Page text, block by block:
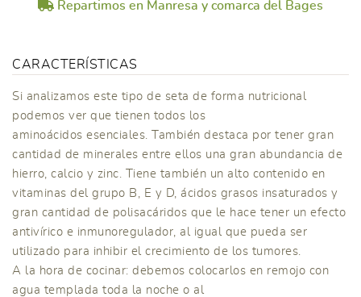
Repartimos en Manresa y comarca del Bages
CARACTERÍSTICAS
Si analizamos este tipo de seta de forma nutricional
podemos ver que tienen todos los
aminoácidos esenciales. También destaca por tener gran
cantidad de minerales entre ellos una gran abundancia de
hierro, calcio y zinc. Tiene también un alto contenido en
vitaminas del grupo B, E y D, ácidos grasos insaturados y
gran cantidad de polisacáridos que le hace tener un efecto
antivírico e inmunoregulador, al igual que pueda ser
utilizado para inhibir el crecimiento de los tumores.
A la hora de cocinar: debemos colocarlos en remojo con
agua templada toda la noche o al